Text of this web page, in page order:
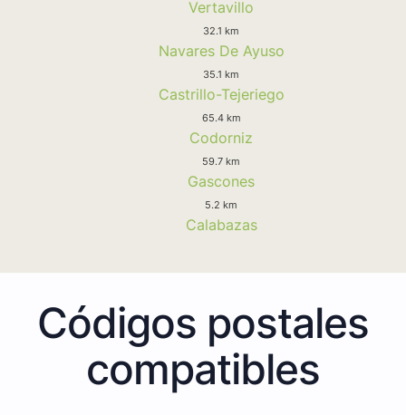
Vertavillo
32.1 km
Navares De Ayuso
35.1 km
Castrillo-Tejeriego
65.4 km
Codorniz
59.7 km
Gascones
5.2 km
Calabazas
Códigos postales
compatibles